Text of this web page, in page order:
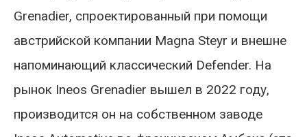
Grenadier, спроектированный при помощи
австрийской компании Magna Steyr и внешне
напоминающий классический Defender. На
рынок Ineos Grenadier вышел в 2022 году,
производится он на собственном заводе